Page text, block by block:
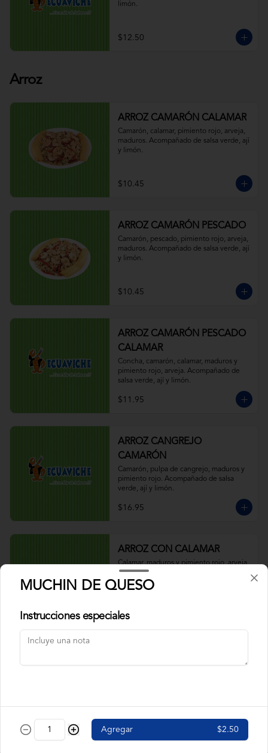
limón.
$12.50
Arroz
ARROZ CAMARÓN CALAMAR
Camarón, calamar, pimiento rojo, arveja,
maduros. Acompañado de salsa verde, ají
y limón.
$10.45
ARROZ CAMARÓN PESCADO
Camarón, pescado, pimiento rojo, arveja,
maduros. Acompañado de salsa verde, ají
y limón.
$10.45
ARROZ CAMARÓN PESCADO
CALAMAR
Concha, camarón, calamar, maduros y
pimiento rojo, arveja. Acompañado de
salsa verde, ají y limón.
$11.95
ARROZ CANGREJO
CAMARÓN
Camarón, pulpa de cangrejo, maduros y
pimiento rojo. Acompañado de salsa
verde, ají y limón.
$16.95
ARROZ CON CALAMAR
Calamar, maduros y pimiento rojo, arveja.
Acompañado de salsa verde, ají y limón.
$9.95
MUCHIN DE QUESO
Instrucciones especiales
Agregar $2.50